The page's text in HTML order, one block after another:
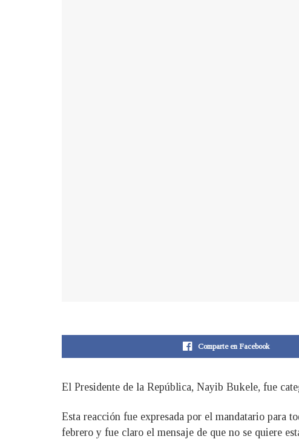
Comparte en Facebook
El Presidente de la República, Nayib Bukele, fue
Esta reacción fue expresada por el mandatario para
febrero y fue claro el mensaje de que no se quiere